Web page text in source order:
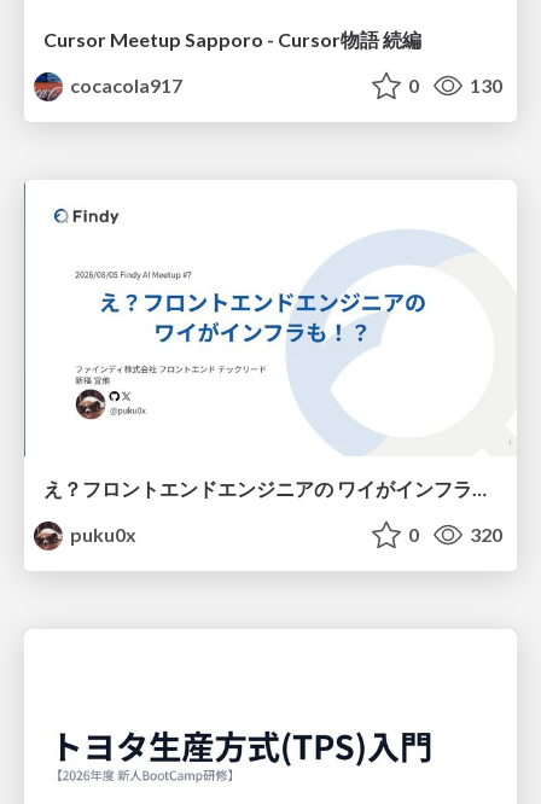
Cursor Meetup Sapporo - Cursor物語 続編
cocacola917
0 130
え？フロントエンドエンジニアの ワイがインフラも！？
puku0x
0 320